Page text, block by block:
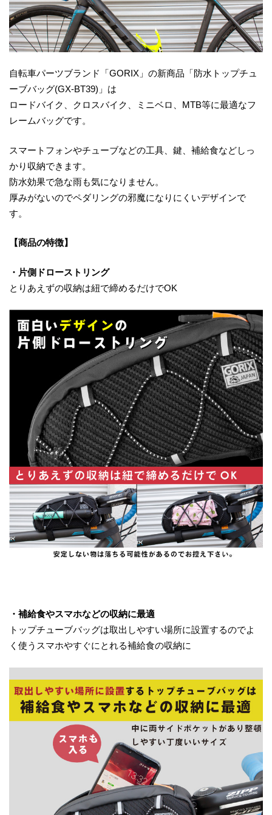
自転車パーツブランド「GORIX」の新商品「防水トップチュ
ーブバッグ(GX-BT39)」は
ロードバイク、クロスバイク、ミニベロ、MTB等に最適なフ
レームバッグです。
スマートフォンやチューブなどの工具、鍵、補給食などしっ
かり収納できます。
防水効果で急な雨も気になりません。
厚みがないのでペダリングの邪魔になりにくいデザインで
す。
【商品の特徴】
・片側ドローストリング
とりあえずの収納は紐で締めるだけでOK
・補給食やスマホなどの収納に最適
トップチューブバッグは取出しやすい場所に設置するのでよ
く使うスマホやすぐにとれる補給食の収納に